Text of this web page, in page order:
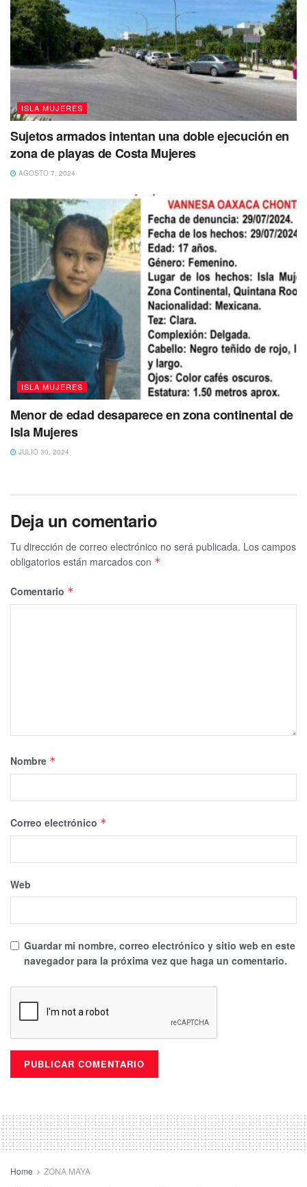
emprendieron rápidas maniobras de resucitación que
finalmente no tuvieron resultado.
Nada de lo realizado pudo devolverle la vida, tras el
fulminante ataque al corazón.
Nota 1: Con imágenes e información de Noti Isla Mujeres
ISLA MUJERES
Sujetos armados intentan una doble ejecución en
zona de playas de Costa Mujeres
AGOSTO 7, 2024
ISLA MUJERES
Menor de edad desaparece en zona continental de
Isla Mujeres
JULIO 30, 2024
Deja un comentario
Tu dirección de correo electrónico no será publicada. Los campos
obligatorios están marcados con *
Comentario *
Nombre *
Correo electrónico *
Web
Guardar mi nombre, correo electrónico y sitio web en este
navegador para la próxima vez que haga un comentario.
Home ZONA MAYA